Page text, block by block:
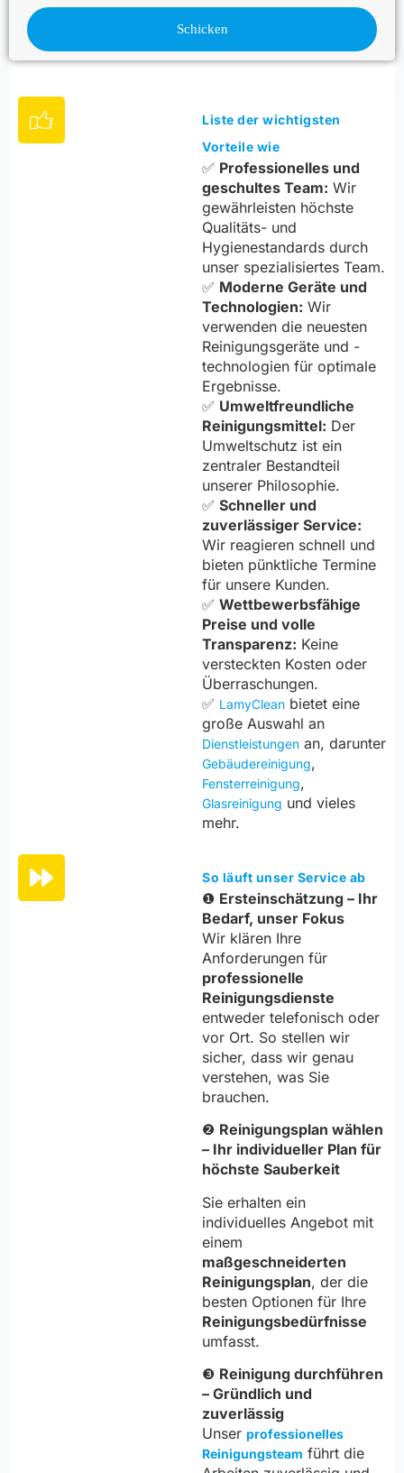
Liste der wichtigsten
Vorteile wie
✅ Professionelles und
geschultes Team: Wir
gewährleisten höchste
Qualitäts- und
Hygienestandards durch
unser spezialisiertes Team.
✅ Moderne Geräte und
Technologien: Wir
verwenden die neuesten
Reinigungsgeräte und -
technologien für optimale
Ergebnisse.
✅ Umweltfreundliche
Reinigungsmittel: Der
Umweltschutz ist ein
zentraler Bestandteil
unserer Philosophie.
✅ Schneller und
zuverlässiger Service:
Wir reagieren schnell und
bieten pünktliche Termine
für unsere Kunden.
✅ Wettbewerbsfähige
Preise und volle
Transparenz: Keine
versteckten Kosten oder
Überraschungen.
✅ LamyClean bietet eine
große Auswahl an
Dienstleistungen an, darunter
Gebäudereinigung,
Fensterreinigung,
Glasreinigung und vieles
mehr.
So läuft unser Service ab
❶ Ersteinschätzung – Ihr
Bedarf, unser Fokus
Wir klären Ihre
Anforderungen für
professionelle
Reinigungsdienste
entweder telefonisch oder
vor Ort. So stellen wir
sicher, dass wir genau
verstehen, was Sie
brauchen.
❷ Reinigungsplan wählen
– Ihr individueller Plan für
höchste Sauberkeit
Sie erhalten ein
individuelles Angebot mit
einem
maßgeschneiderten
Reinigungsplan, der die
besten Optionen für Ihre
Reinigungsbedürfnisse
umfasst.
❸ Reinigung durchführen
– Gründlich und
zuverlässig
Unser professionelles
Reinigungsteam führt die
Schicken